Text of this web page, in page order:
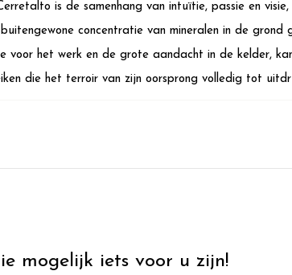
is de samenhang van intuïtie, passie en
concentratie van mineralen in de
voor het werk en de grote aandacht in de kelder,
die het terroir van zijn oorsprong volledig tot
mogelijk iets voor u zijn!